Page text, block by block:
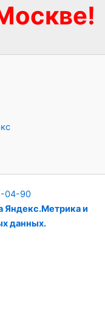
04-90
Яндекс.Метрика и
данных.